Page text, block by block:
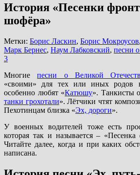
История «Песенки
шофёра»
Метки: Борис Ласкин, Борис Мокроусов,
Марк Бернес, Наум Лабковский, песни
3
Многиепесни о Великой
«своими» для тех или иных родов
особенно любят «Катюшу». Танкисты
танки грохотали». Лётчики чтят
Пехотинцам близка «Эх, дороги».
У военных водителей тоже есть
которая так и называется –
Читайте далее, когда и при каких
написана.